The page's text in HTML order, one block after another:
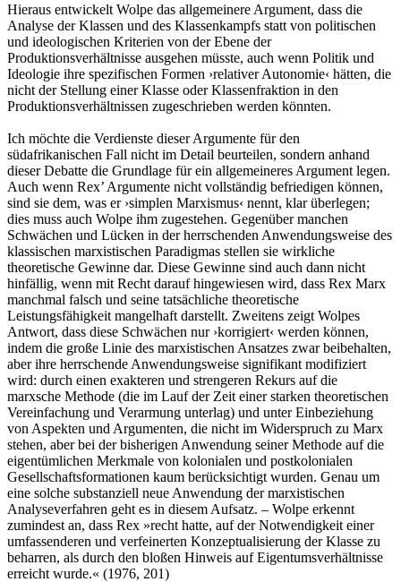
Hieraus entwickelt Wolpe das allgemeinere Argument, dass die
Analyse der Klassen und des Klassenkampfs statt von politischen
und ideologischen Kriterien von der Ebene der
Produktionsverhältnisse ausgehen müsste, auch wenn Politik und
Ideologie ihre spezifischen Formen ›relativer Autonomie‹ hätten, die
nicht der Stellung einer Klasse oder Klassenfraktion in den
Produktionsverhältnissen zugeschrieben werden könnten.
Ich möchte die Verdienste dieser Argumente für den
südafrikanischen Fall nicht im Detail beurteilen, sondern anhand
dieser Debatte die Grundlage für ein allgemeineres Argument legen.
Auch wenn Rex’ Argumente nicht vollständig befriedigen können,
sind sie dem, was er ›simplen Marxismus‹ nennt, klar überlegen;
dies muss auch Wolpe ihm zugestehen. Gegenüber manchen
Schwächen und Lücken in der herrschenden Anwendungsweise des
klassischen marxistischen Paradigmas stellen sie wirkliche
theoretische Gewinne dar. Diese Gewinne sind auch dann nicht
hinfällig, wenn mit Recht darauf hingewiesen wird, dass Rex Marx
manchmal falsch und seine tatsächliche theoretische
Leistungsfähigkeit mangelhaft darstellt. Zweitens zeigt Wolpes
Antwort, dass diese Schwächen nur ›korrigiert‹ werden können,
indem die große Linie des marxistischen Ansatzes zwar beibehalten,
aber ihre herrschende Anwendungsweise signifikant modifiziert
wird: durch einen exakteren und strengeren Rekurs auf die
marxsche Methode (die im Lauf der Zeit einer starken theoretischen
Vereinfachung und Verarmung unterlag) und unter Einbeziehung
von Aspekten und Argumenten, die nicht im Widerspruch zu Marx
stehen, aber bei der bisherigen Anwendung seiner Methode auf die
eigentümlichen Merkmale von kolonialen und postkolonialen
Gesellschaftsformationen kaum berücksichtigt wurden. Genau um
eine solche substanziell neue Anwendung der marxistischen
Analyseverfahren geht es in diesem Aufsatz. – Wolpe erkennt
zumindest an, dass Rex »recht hatte, auf der Notwendigkeit einer
umfassenderen und verfeinerten Konzeptualisierung der Klasse zu
beharren, als durch den bloßen Hinweis auf Eigentumsverhältnisse
erreicht wurde.« (1976, 201)